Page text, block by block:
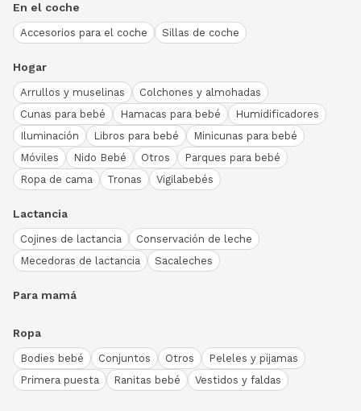
En el coche
Accesorios para el coche Sillas de coche
Hogar
Arrullos y muselinas
Colchones y almohadas
Cunas para bebé
Hamacas para bebé
Humidificadores
Iluminación
Libros para bebé
Minicunas para bebé
Móviles
Nido Bebé Otros
Parques para bebé
Ropa de cama
Tronas Vigilabebés
Lactancia
Cojines de lactancia
Conservación de leche
Mecedoras de lactancia
Sacaleches
Para mamá
Ropa
Bodies bebé Conjuntos Otros
Peleles y pijamas
Primera puesta
Ranitas bebé Vestidos y faldas